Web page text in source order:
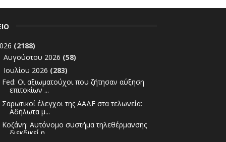
(2188)
Αυγούστου 2026 (58)
Ιουλίου 2026 (283)
Fed: Οι αξιωματούχοι που ζήτησαν αύξηση
επιτοκίων ...
Σαρωτικοί έλεγχοι της ΑΑΔΕ στα τελωνεία:
Αδήλωτα μ...
Κοζάνη: Αυτόνομο συστήμα τηλεθέρμανσης
διεκδικεί η...